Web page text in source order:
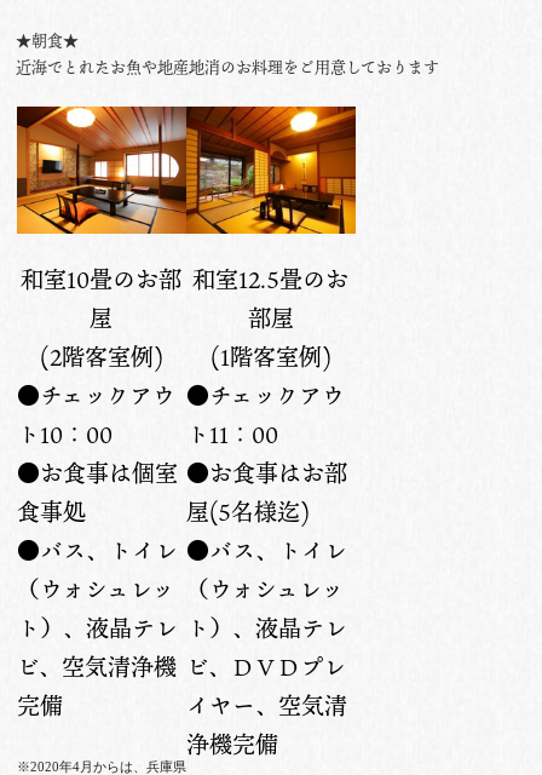
★朝食★
近海でとれたお魚や地産地消のお料理をご用意しております
和室10畳のお部
屋
(2階客室例)
●チェックアウ
ト10：00
●お食事は個室
食事処
●バス、トイレ
（ウォシュレッ
ト）、液晶テレ
ビ、空気清浄機
完備
※2020年4月からは、兵庫県
和室12.5畳のお
部屋
(1階客室例)
●チェックアウ
ト11：00
●お食事はお部
屋(5名様迄)
●バス、トイレ
（ウォシュレッ
ト）、液晶テレ
ビ、ＤＶＤプレ
イヤー、空気清
浄機完備